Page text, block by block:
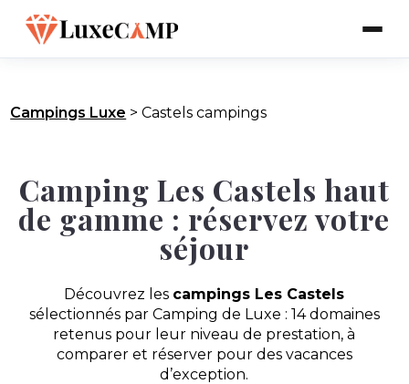
Campings Luxe >Castels campings
Camping Les Castels haut
de gamme : réservez votre
séjour
Découvrez les campings Les Castels
sélectionnés par Camping de Luxe : 14 domaines
retenus pour leur niveau de prestation, à
comparer et réserver pour des vacances
d’exception.